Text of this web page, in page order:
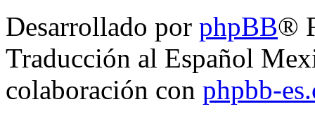
Desarrollado por phpBB®
Traducción al Español
colaboración con phpbb-